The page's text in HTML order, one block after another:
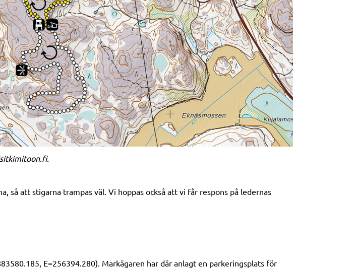
så att stigarna trampas väl. Vi hoppas också att vi får respons på ledernas
E=256394.280). Markägaren har där anlagt en parkeringsplats för